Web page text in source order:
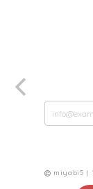
miyabi5 |